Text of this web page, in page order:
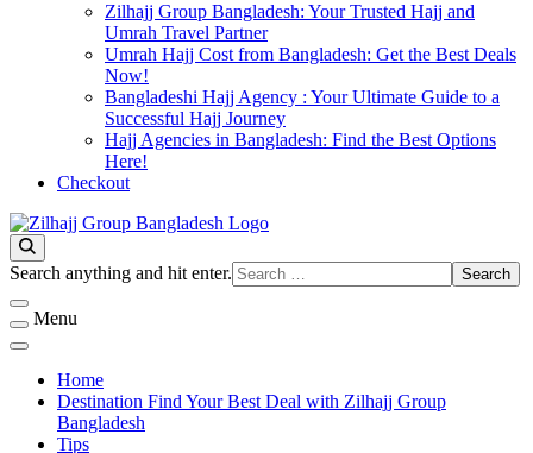
Zilhajj Group Bangladesh: Your Trusted Hajj and
Umrah Travel Partner
Umrah Hajj Cost from Bangladesh: Get the Best Deals
Now!
Bangladeshi Hajj Agency : Your Ultimate Guide to a
Successful Hajj Journey
Hajj Agencies in Bangladesh: Find the Best Options
Here!
Checkout
জিলহজ্জ গ্রুপ বাংলাদেশ
Best Hajj Umrah Travel Tour Agent in Bangladesh
Looking
Something?
Search anything and hit enter.
Menu
Home
Destination Find Your Best Deal with Zilhajj Group
Bangladesh
Tips